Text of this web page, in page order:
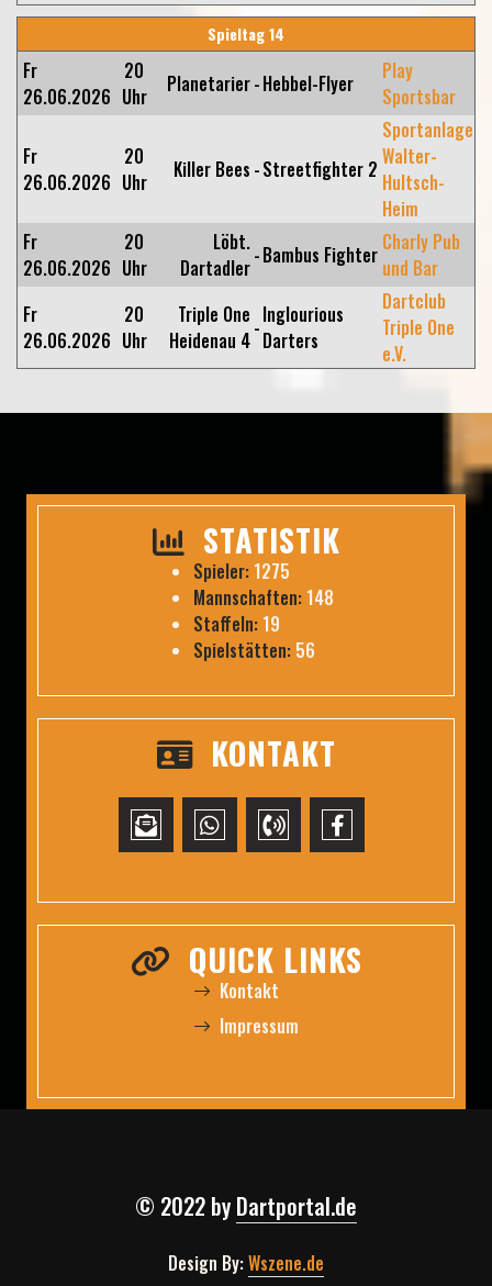
Spieltag 14
Fr
26.06.2026
20
Uhr
Planetarier-Hebbel-Flyer
Play
Sportsbar
Fr
26.06.2026
20
Uhr
Killer Bees -Streetfighter 2
Sportanlage
Walter-
Hultsch-
Heim
Fr
26.06.2026
20
Uhr
Löbt.
Dartadler-Bambus Fighter Charly Pub
und Bar
Fr
26.06.2026
20
Uhr
Triple One
Heidenau 4-Inglourious
Darters
Dartclub
Triple One
e.V.
STATISTIK
Spieler: 1275
Mannschaften: 148
Staffeln: 19
Spielstätten: 56
KONTAKT
QUICK LINKS
Kontakt
Impressum
© 2022 by Dartportal.de
Design By:Wszene.de